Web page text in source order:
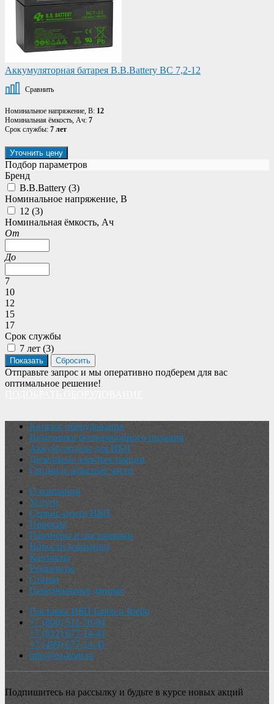
Аккумуляторная батарея B.B.Battery BC 7,2-12
Сравнить
Номинальное напряжение, В: 12
Номинальная ёмкость, Ач: 7
Срок службы: 7 лет
Уточнить цену
Подбор параметров
Бренд
B.B.Battery (3)
Номинальное напряжение, В
12 (3)
Номинальная ёмкость, Ач
От
До
7
10
12
15
17
Срок службы
7 лет (3)
Отправьте запрос и мы оперативно подберем для вас
оптимальное решение!
Каталог оборудования
Источники бесперебойного питания
Аккумуляторы для ИБП
Дизельные электростанции
Опции и запасные части
О компании
Услуги
Сервис-центр ИБП
Проекты
Партнеры и поставщики
Новости компании
Контакты
Реквизиты
Статьи
Персональные данные
Поставка ИБП Eaton и Riello
+7 (800) 511-70-94
+7 (812) 677-14-41
+7 (499) 677-14-41
info@en-kom.ru
Подпишитесь на рассылку и будьте в курсе новых акций